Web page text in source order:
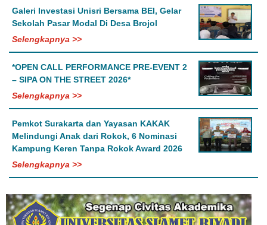
Galeri Investasi Unisri Bersama BEI, Gelar
Sekolah Pasar Modal Di Desa Brojol
Selengkapnya >>
*OPEN CALL PERFORMANCE PRE-EVENT 2
– SIPA ON THE STREET 2026*
Selengkapnya >>
Pemkot Surakarta dan Yayasan KAKAK
Melindungi Anak dari Rokok, 6 Nominasi
Kampung Keren Tanpa Rokok Award 2026
Selengkapnya >>